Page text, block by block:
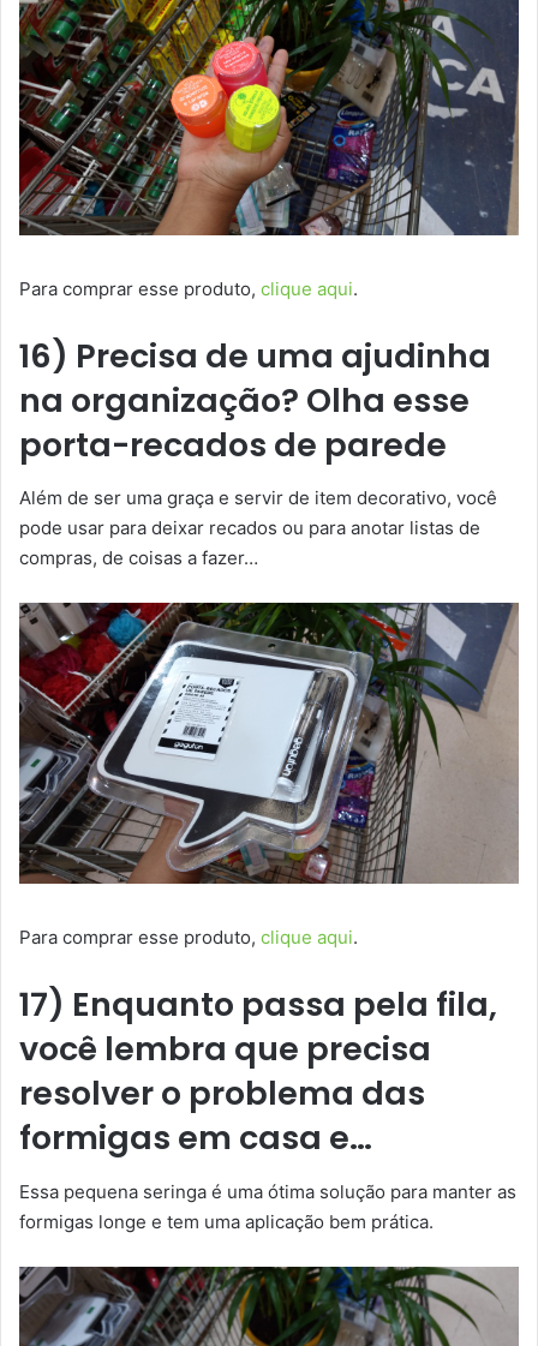
Para comprar esse produto, clique aqui.
16) Precisa de uma ajudinha
na organização? Olha esse
porta-recados de parede
Além de ser uma graça e servir de item decorativo, você
pode usar para deixar recados ou para anotar listas de
compras, de coisas a fazer…
Para comprar esse produto, clique aqui.
17) Enquanto passa pela fila,
você lembra que precisa
resolver o problema das
formigas em casa e…
Essa pequena seringa é uma ótima solução para manter as
formigas longe e tem uma aplicação bem prática.